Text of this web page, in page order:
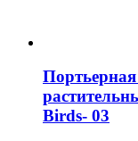
Birds- 03